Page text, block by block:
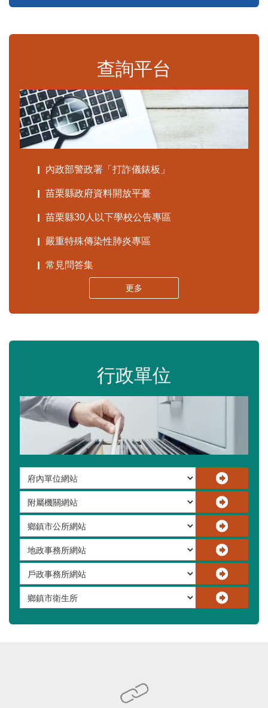
查詢平台
內政部警政署「打詐儀錶板」
苗栗縣政府資料開放平臺
苗栗縣30人以下學校公告專區
嚴重特殊傳染性肺炎專區
常見問答集
更多
行政單位